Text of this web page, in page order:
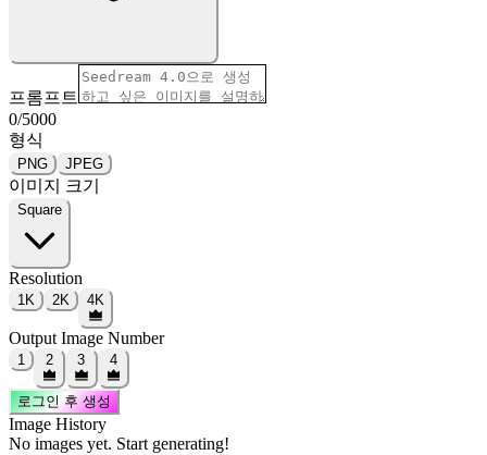
프롬프트
0/5000
형식
PNG JPEG
이미지 크기
Square
Resolution
1K 2K 4K
Output Image Number
1 2 3 4
로그인 후 생성
Image History
No images yet. Start generating!